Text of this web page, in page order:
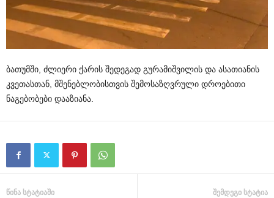
ბათუმში ძლიერი ქარის შედეგად გურამიშვილის და ასათიანის
კვეთასთან მშენებლობისთვის შემოსაზღვრული დროებითი
ნაგებობები დააზიანა
წინა სტატიაში შემდეგი სტატია